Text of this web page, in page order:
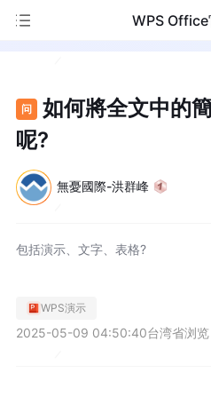
WPS Office
问
如何將全文中的
呢?
無憂國際-洪群峰
包括演示、文字、表格?
WPS演示
2025-05-09 04:50:40台湾省浏